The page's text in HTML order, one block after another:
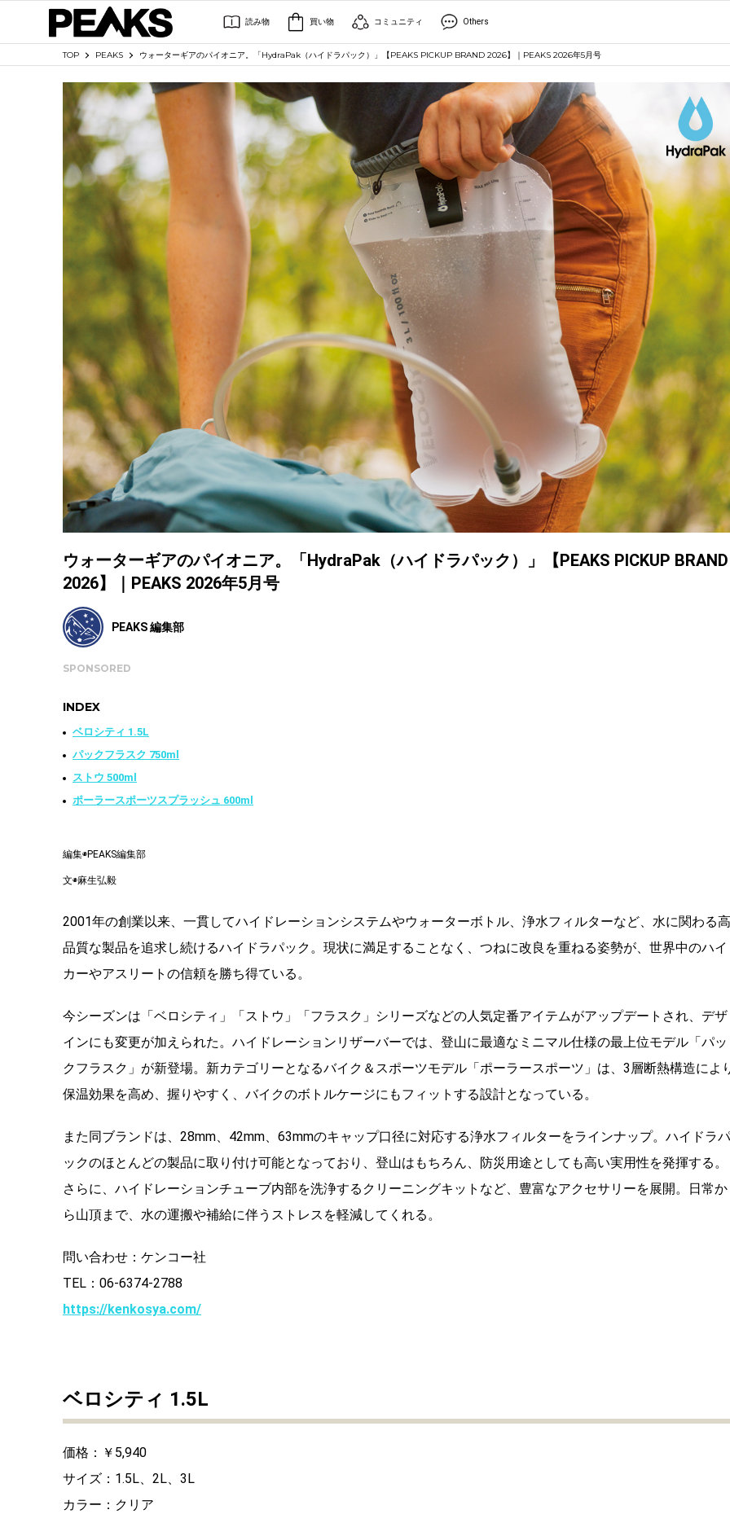
読み物 買い物 コミュニティ Others
TOP PEAKS ウォーターギアのパイオニア。「HydraPak（ハイドラパック）」【PEAKS PICKUP BRAND 2026】｜PEAKS 2026年5月号
ウォーターギアのパイオニア。「HydraPak（ハイドラパック）」【PEAKS PICKUP BRAND
2026】｜PEAKS 2026年5月号
PEAKS 編集部
SPONSORED
INDEX
ベロシティ 1.5L
パックフラスク 750ml
ストウ 500ml
ポーラースポーツスプラッシュ 600ml
編集◉PEAKS編集部
文◉麻生弘毅
2001年の創業以来、一貫してハイドレーションシステムやウォーターボトル、浄水フィルターなど、水に関わる高
品質な製品を追求し続けるハイドラパック。現状に満足することなく、つねに改良を重ねる姿勢が、世界中のハイ
カーやアスリートの信頼を勝ち得ている。
今シーズンは「ベロシティ」「ストウ」「フラスク」シリーズなどの人気定番アイテムがアップデートされ、デザ
インにも変更が加えられた。ハイドレーションリザーバーでは、登山に最適なミニマル仕様の最上位モデル「パッ
クフラスク」が新登場。新カテゴリーとなるバイク＆スポーツモデル「ポーラースポーツ」は、3層断熱構造によ
保温効果を高め、握りやすく、バイクのボトルケージにもフィットする設計となっている。
また同ブランドは、28mm、42mm、63mmのキャップ口径に対応する浄水フィルターをラインナップ。ハイドラパ
ックのほとんどの製品に取り付け可能となっており、登山はもちろん、防災用途としても高い実用性を発揮する。
さらに、ハイドレーションチューブ内部を洗浄するクリーニングキットなど、豊富なアクセサリーを展開。日常か
ら山頂まで、水の運搬や補給に伴うストレスを軽減してくれる。
問い合わせ：ケンコー社
TEL：06-6374-2788
https://kenkosya.com/
ベロシティ 1.5L
価格：￥5,940
サイズ：1.5L、2L、3L
カラー：クリア